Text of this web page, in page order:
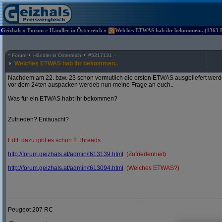
Geizhals » Forum » Händler in Österreich » Welches ETWAS hab ihr bekommen.. (1363
^ Forum Händler in Österreich #5217131
Welches ETWAS hab ihr bekommen..
Nachdem am 22. bzw. 23 schon vermutlich die ersten ETWAS ausgeliefert
vor dem 24ten auspacken werdeb nun meine Frage an euch..
Was für ein ETWAS habt ihr bekommen?
Zufrieden? Entäuscht?
Edit: dazu gibt es schon 2 Threads:
http://forum.geizhals.at/admin/t613139.html
(Zufriedenheit)
http://forum.geizhals.at/admin/t613094.html (Welches ETWAS?)
Peugeot 207 RC